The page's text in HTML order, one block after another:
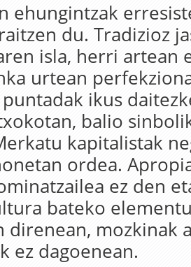
ehungintzak
du. Tradizioz
isla, herri artean
urtean
ikus
balio
kapitalistak
ordea.
ez den
bateko
direnean, mozkinak
ez dagoenean.